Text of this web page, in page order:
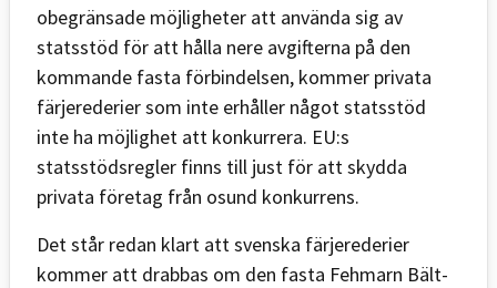
obegränsade möjligheter att använda sig av
statsstöd för att hålla nere avgifterna på den
kommande fasta förbindelsen, kommer privata
färjerederier som inte erhåller något statsstöd
inte ha möjlighet att konkurrera. EU:s
statsstödsregler finns till just för att skydda
privata företag från osund konkurrens.
Det står redan klart att svenska färjerederier
kommer att drabbas om den fasta Fehmarn Bält-